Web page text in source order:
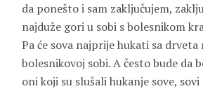
da ponešto i sam zaključujem,
najduže gori u sobi s bolesnikom
Pa će sova najprije hukati sa drveta
bolesnikovoj sobi. A često bude da
oni koji su slušali hukanje sove,